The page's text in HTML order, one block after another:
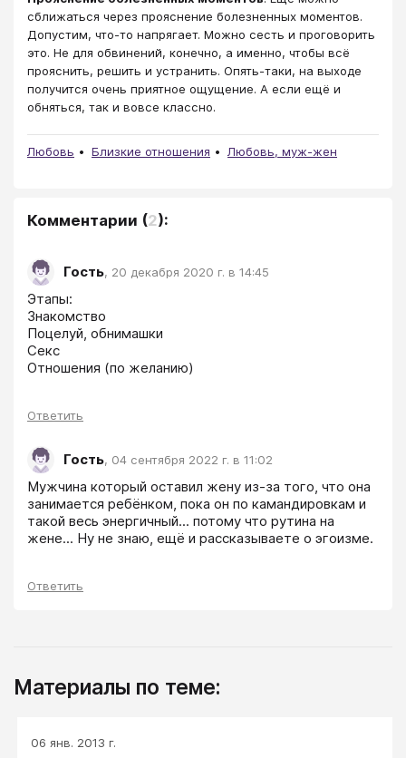
сближаться через прояснение болезненных моментов.
Допустим, что-то напрягает. Можно сесть и проговорить
это. Не для обвинений, конечно, а именно, чтобы всё
прояснить, решить и устранить. Опять-таки, на выходе
получится очень приятное ощущение. А если ещё и
обняться, так и вовсе классно.
Любовь Близкие отношения Любовь, муж-жен
Комментарии (2):
Гость, 20 декабря 2020 г. в 14:45
Этапы:
Знакомство
Поцелуй, обнимашки
Секс
Отношения (по желанию)
Ответить
Гость, 04 сентября 2022 г. в 11:02
Мужчина который оставил жену из-за того, что она
занимается ребёнком, пока он по камандировкам и
такой весь энергичный... потому что рутина на
жене... Ну не знаю, ещё и рассказываете о эгоизме.
Ответить
Материалы по теме:
06 янв. 2013 г.